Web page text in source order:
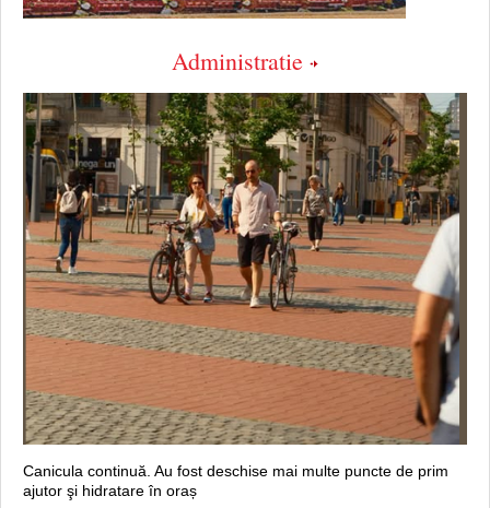
Administratie
Canicula continuă. Au fost deschise mai multe puncte de prim
ajutor şi hidratare în oraș